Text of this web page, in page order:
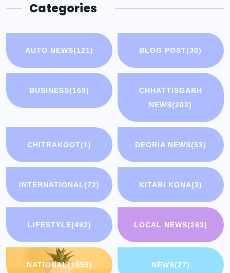
Categories
AUTO NEWS(121) BLOG POST(30)
BUSINESS(169)
CHHATTISGARH
NEWS(203)
CHITRAKOOT(1) DEORIA NEWS(53)
INTERNATIONAL(72) KITABI KONA(3)
LIFESTYLE(492) LOCAL NEWS(263)
NATIONAL(1959) NEWS(27)